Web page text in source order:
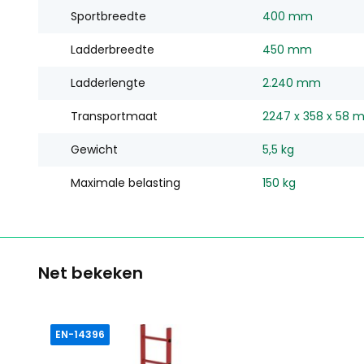
Sportbreedte 400 mm
Ladderbreedte 450 mm
Ladderlengte 2.240 mm
Transportmaat 2247 x 358 x 58
Gewicht 5,5 kg
Maximale belasting 150 kg
Net bekeken
EN-14396